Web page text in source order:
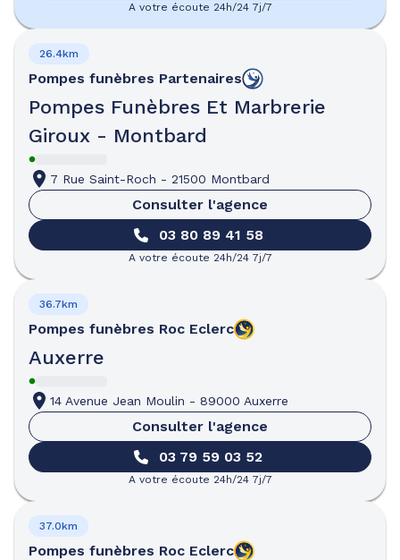
A votre écoute 24h/24 7j/7
Pompes funèbres Partenaires
Pompes Funèbres Et Marbrerie
Giroux - Montbard
26.4km
7 Rue Saint-Roch - 21500 Montbard
Consulter l'agence
03 80 89 41 58
A votre écoute 24h/24 7j/7
Pompes funèbres Roc Eclerc
Auxerre
36.7km
14 Avenue Jean Moulin - 89000 Auxerre
Consulter l'agence
03 79 59 03 52
A votre écoute 24h/24 7j/7
Pompes funèbres Roc Eclerc
37.0km